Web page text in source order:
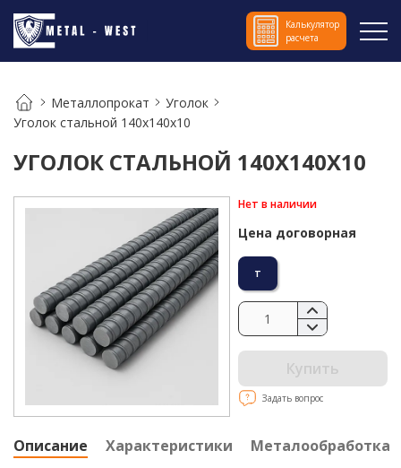
Калькулятор
расчета
Металлопрокат
Уголок
Уголок стальной 140х140х10
УГОЛОК СТАЛЬНОЙ 140Х140Х10
Нет в наличии
Цена договорная
т
Купить
Задать вопрос
Описание Характеристики Металообработка